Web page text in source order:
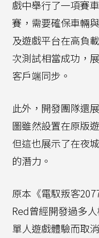
戲中舉行了一項賽
賽，需要確保車輛
及遊戲平台在高負
次測試相當成功，
客戶端同步。
此外，開發團隊還
圖雖然設置在原版
但這也展示了在夜
的潛力。
原本《電馭叛客
Red曾經開發過多
單人遊戲體驗而取